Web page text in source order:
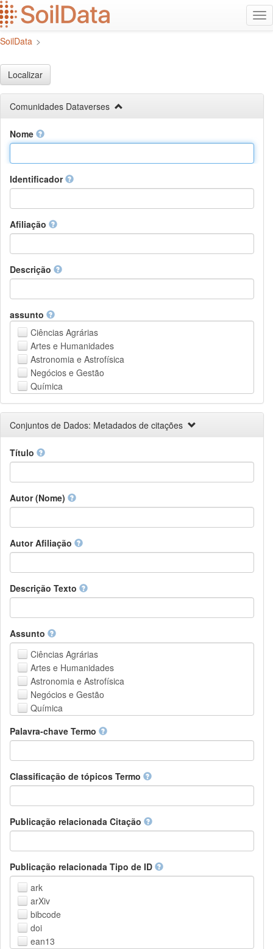
Ir
para
o
conteúdo
SoilData >
Localizar
Comunidades Dataverses
Nome
Identificador
Afiliação
Descrição
assunto
Ciências Agrárias
Artes e Humanidades
Astronomia e Astrofísica
Negócios e Gestão
Química
Ciências da Terra e do meio ambiente
Engenharia
Ciências matemáticas
Física
Ciências Sociais
Outros
Conjuntos de Dados: Metadados de citações
Título
Autor (Nome)
Autor Afiliação
Descrição Texto
Assunto
Ciências Agrárias
Artes e Humanidades
Astronomia e Astrofísica
Negócios e Gestão
Química
Ciências da Terra e do meio ambiente
Direito
Ciências matemáticas
Medicina, Saúde e Ciências da Vida
Ciências Sociais
Outros
Palavra-chave Termo
Classificação de tópicos Termo
Publicação relacionada Citação
Publicação relacionada Tipo de ID
ark
arXiv
bibcode
doi
ean13